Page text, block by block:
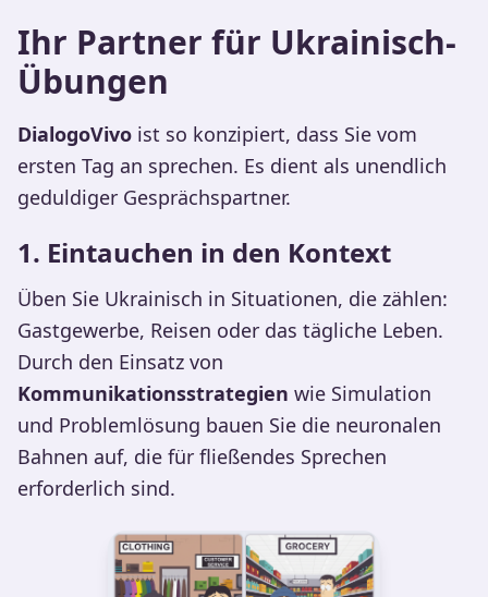
Ihr Partner für Ukrainisch-
Übungen
DialogoVivo ist so konzipiert, dass Sie vom
ersten Tag an sprechen. Es dient als unendlich
geduldiger Gesprächspartner.
1. Eintauchen in den Kontext
Üben Sie Ukrainisch in Situationen, die zählen:
Gastgewerbe, Reisen oder das tägliche Leben.
Durch den Einsatz von
Kommunikationsstrategien wie Simulation
und Problemlösung bauen Sie die neuronalen
Bahnen auf, die für fließendes Sprechen
erforderlich sind.